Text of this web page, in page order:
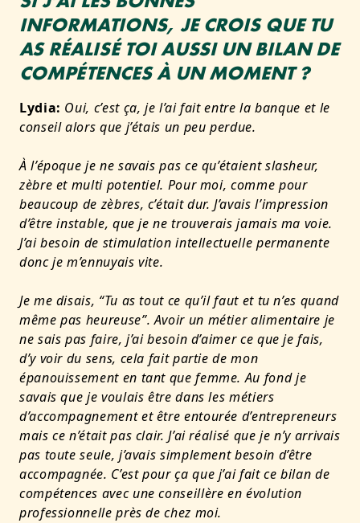
INFORMATIONS, JE CROIS QUE TU
AS RÉALISÉ TOI AUSSI UN BILAN DE
COMPÉTENCESÀ UN MOMENT?
Lydia: Oui, c’est ça, je l’ai fait entre la banque et le
conseil alors que j’étais un peu perdue.
À l’époque je ne savais pas ce qu’étaient slasheur,
zèbre et multi potentiel. Pour moi, comme pour
beaucoup de zèbres, c’était dur. J’avais l’impression
d’être instable, que je ne trouverais jamais ma voie.
J’ai besoin de stimulation intellectuelle permanente
donc je m’ennuyais vite.
Je me disais, “Tu as tout ce qu’il faut et tu n’es quand
même pas heureuse”. Avoir un métier alimentaire je
ne sais pas faire, j’ai besoin d’aimer ce que je fais,
d’y voir du sens, cela fait partie de mon
épanouissement en tant que femme. Au fond je
savais que je voulais être dans les métiers
d’accompagnement et être entourée d’entrepreneurs
mais ce n’était pas clair. J’ai réalisé que je n’y arrivais
pas toute seule, j’avais simplement besoin d’être
accompagnée. C’est pour ça que j’ai fait ce bilan de
compétences avec une conseillère en évolution
professionnelle près de chez moi.